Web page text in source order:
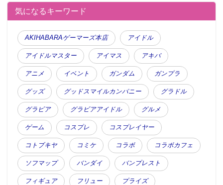
気になるキーワード
AKIHABARAゲーマーズ本店 アイドル
アイドルマスター アイマス アキバ
アニメ イベント ガンダム ガンプラ
グッズ グッドスマイルカンパニー グラドル
グラビア グラビアアイドル グルメ
ゲーム コスプレ コスプレイヤー
コトブキヤ コミケ コラボ コラボカフェ
ソフマップ バンダイ バンプレスト
フィギュア フリュー プライズ